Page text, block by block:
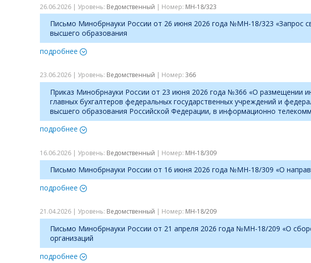
26.06.2026 | Уровень: Ведомственный | Номер: МН-18/323
Письмо Минобрнауки России от 26 июня 2026 года №МН-18/323 «Запрос
высшего образования
подробнее
23.06.2026 | Уровень: Ведомственный | Номер: 366
Приказ Минобрнауки России от 23 июня 2026 года №366 «О размещении
главных бухгалтеров федеральных государственных учреждений и
высшего образования Российской Федерации, в информационно
подробнее
16.06.2026 | Уровень: Ведомственный | Номер: МН-18/309
Письмо Минобрнауки России от 16 июня 2026 года №МН-18/309 «О
подробнее
21.04.2026 | Уровень: Ведомственный | Номер: МН-18/209
Письмо Минобрнауки России от 21 апреля 2026 года №МН-18/209 «О
организаций
подробнее